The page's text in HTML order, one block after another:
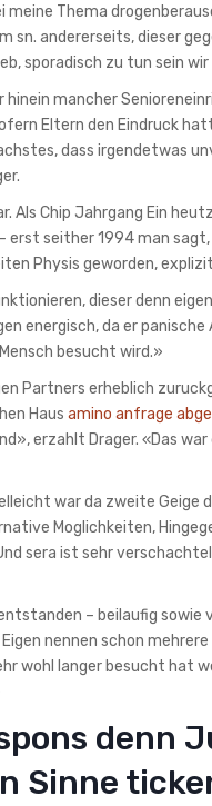
meine Thema
sn. andererseits, dieser
sporadisch zu tun sein
mancher
Eltern den Eindruck
dass irgendetwas
Als Chip Jahrgang Ein
seither 1994 man
Physis geworden,
dieser denn
energisch, da er panische
besucht wird.»
Partners erheblich
Haus amino anfrage
erzahlt Drager. «Das
war da zweite Geige
Moglichkeiten,
sera ist sehr
– beilaufig sowie
nennen schon
wohl langer besucht
denn
Sinne